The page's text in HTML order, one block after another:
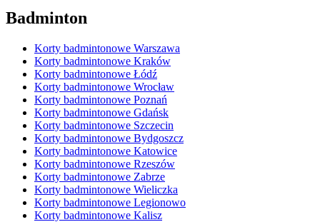
Badminton
Korty badmintonowe Warszawa
Korty badmintonowe Kraków
Korty badmintonowe Łódź
Korty badmintonowe Wrocław
Korty badmintonowe Poznań
Korty badmintonowe Gdańsk
Korty badmintonowe Szczecin
Korty badmintonowe Bydgoszcz
Korty badmintonowe Katowice
Korty badmintonowe Rzeszów
Korty badmintonowe Zabrze
Korty badmintonowe Wieliczka
Korty badmintonowe Legionowo
Korty badmintonowe Kalisz